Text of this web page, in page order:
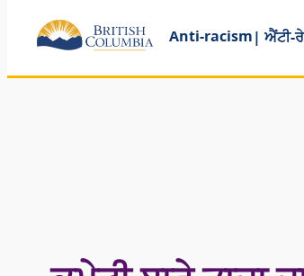
Anti-racism| ਐਂਟੀ-